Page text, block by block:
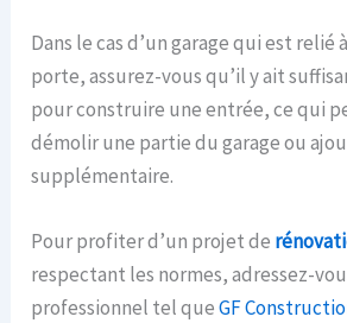
Dans le cas d’un garage qui est relié
porte, assurez-vous qu’il y ait
pour construire une entrée, ce qui
démolir une partie du garage ou
supplémentaire.
Pour profiter d’un projet de
respectant les normes, adressez-
professionnel tel queGF